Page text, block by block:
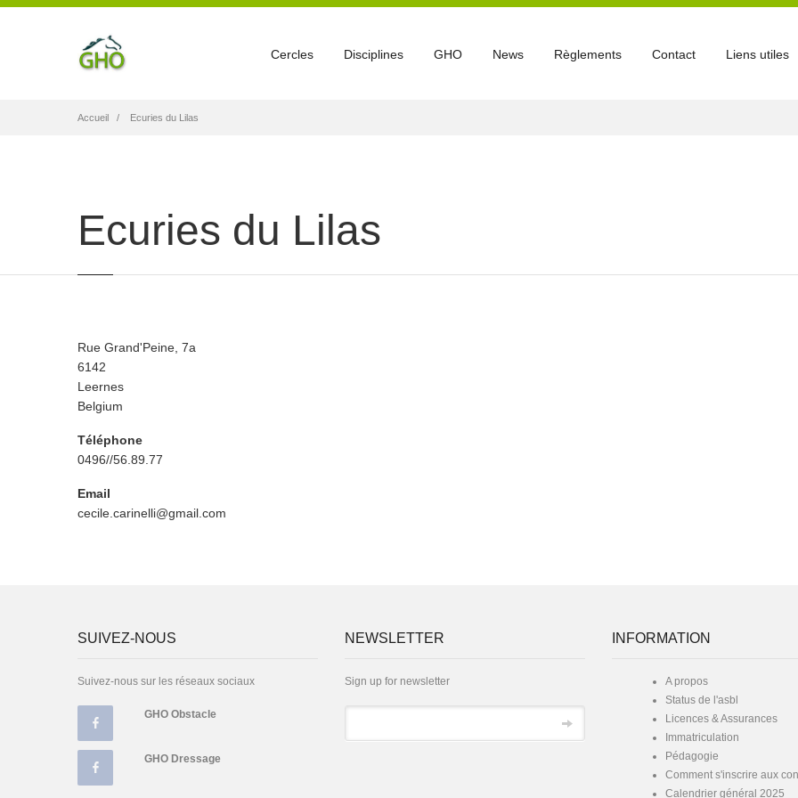
Cercles Disciplines GHO News Règlements Contact Liens utiles
Fil
Accueil Ecuries du Lilas
Ecuries du Lilas
Rue
Rue Grand'Peine, 7a
Code
Postal
6142
Ville
Leernes
Pays
Belgium
Téléphone
0496//56.89.77
Email
cecile.carinelli@gmail.com
SUIVEZ-NOUS
Suivez-nous sur les réseaux sociaux
GHO Obstacle
GHO Dressage
NEWSLETTER
Sign up for newsletter
INFORMATION
A propos
Status de l'asbl
Licences & Assurances
Immatriculation
Pédagogie
Comment s'inscrire aux
Calendrier général 2025